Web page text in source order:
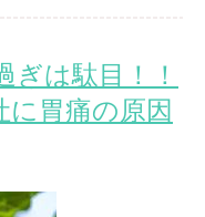
ぎは駄目！！
に胃痛の原因